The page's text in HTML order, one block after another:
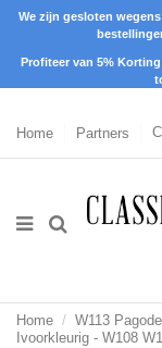
We zijn gesloten
Profiteer van 5%
Home Partners
Home W113 Pagode
Ivoorkleurig - W108